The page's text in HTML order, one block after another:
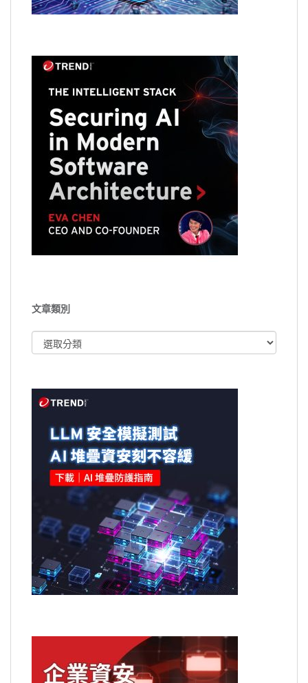
文章類別
章
別